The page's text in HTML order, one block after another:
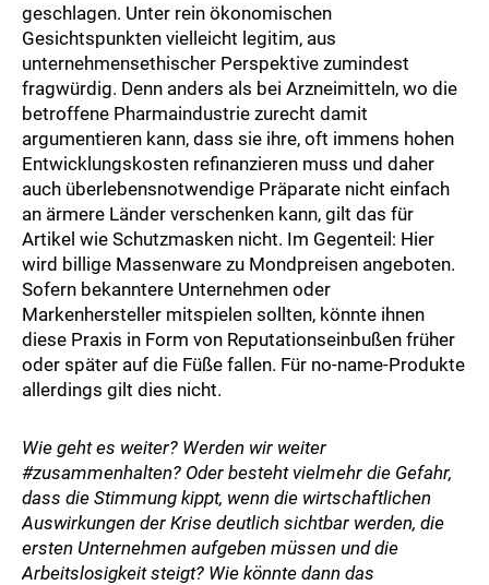
geschlagen. Unter rein ökonomischen
Gesichtspunkten vielleicht legitim, aus
unternehmensethischer Perspektive zumindest
fragwürdig. Denn anders als bei Arzneimitteln, wo die
betroffene Pharmaindustrie zurecht damit
argumentieren kann, dass sie ihre, oft immens hohen
Entwicklungskosten refinanzieren muss und daher
auch überlebensnotwendige Präparate nicht einfach
an ärmere Länder verschenken kann, gilt das für
Artikel wie Schutzmasken nicht. Im Gegenteil: Hier
wird billige Massenware zu Mond­preisen angeboten.
Sofern bekanntere Unternehmen oder
Markenhersteller mitspielen sollten, könnte ihnen
diese Praxis in Form von Reputationseinbußen früher
oder später auf die Füße fallen. Für no-name-Produkte
allerdings gilt dies nicht.
Wie geht es weiter? Werden wir weiter
#zusammenhalten? Oder besteht vielmehr die Gefahr,
dass die Stimmung kippt, wenn die wirtschaftlichen
Auswirkungen der Krise deutlich sichtbar werden, die
ersten Unternehmen aufgeben müssen und die
Arbeitslosigkeit steigt? Wie könnte dann das